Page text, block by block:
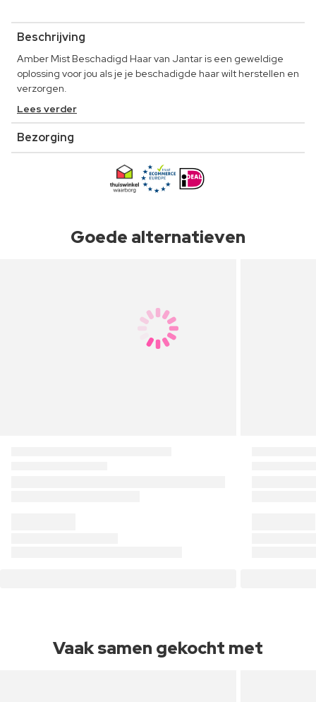
Beschrijving
Amber Mist Beschadigd Haar van Jantar is een geweldige
oplossing voor jou als je je beschadigde haar wilt herstellen en
verzorgen.
Lees verder
Bezorging
Goede alternatieven
Vaak samen gekocht met